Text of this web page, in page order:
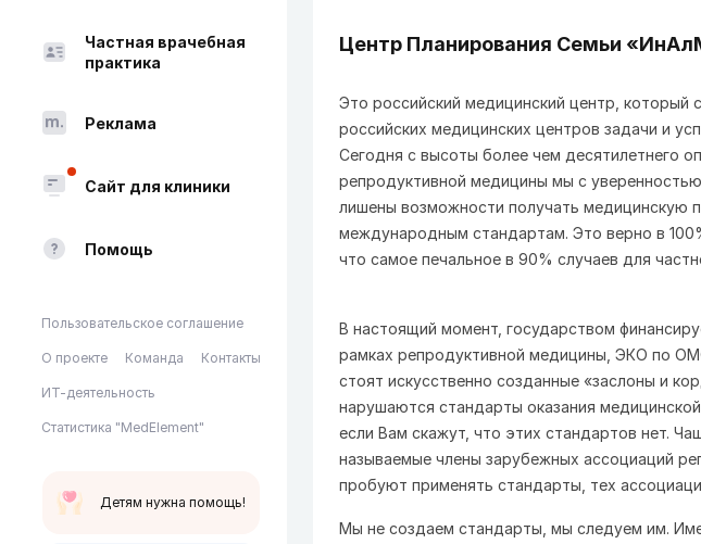
Частная врачебная
практика
Реклама
Сайт для клиники
Помощь
Пользовательское соглашение
О проекте Команда Контакты
ИТ-деятельность
Статистика "MedElement"
Детям нужна помощь!
Центр Планирования Семьи
Это российский медицинский центр , который
российских медицинских центров задачи и
Сегодня с высоты более чем десятилетнего
репродуктивной медицины мы с
лишены возможности получать медицинскую
международным стандартам. Это верно в
что самое печальное в 90% случаев для
В настоящий момент, государством
рамках репродуктивной медицины, ЭКО по
стоят искусственно созданные «заслоны и
нарушаются стандарты оказания
если Вам скажут, что этих стандартов нет.
называемые члены зарубежных ассоциаций
пробуют применять стандарты, тех
Мы не создаем стандарты, мы следуем им.